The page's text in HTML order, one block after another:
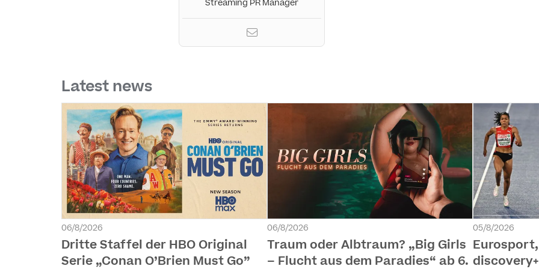
Streaming PR Manager
Latest news
06/8/2026
Dritte Staffel der HBO Original
Serie „Conan O’Brien Must Go”
06/8/2026
Traum oder Albtraum? „Big Girls
– Flucht aus dem Paradies“ ab 6.
05/8/2026